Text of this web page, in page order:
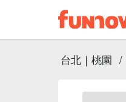
台北｜桃園 /